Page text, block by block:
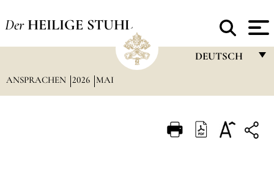
Der HEILIGE STUHL
DEUTSCH
ITALIANO
ANSPRACHEN 2026 MAI